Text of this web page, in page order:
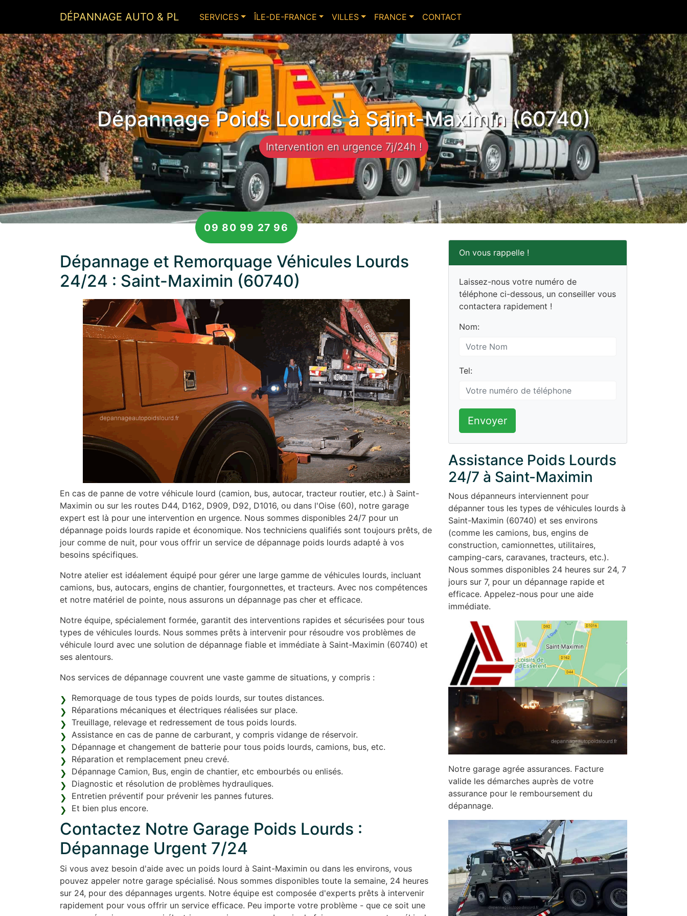
DÉPANNAGE AUTO & PL SERVICES ÎLE-DE-FRANCE VILLES FRANCE CONTACT
Dépannage Poids Lourds à Saint-Maximin (60740)
Intervention en urgence 7j/24h !
09 80 99 27 96
Dépannage et Remorquage Véhicules Lourds
24/24 : Saint-Maximin (60740)
En cas de panne de votre véhicule lourd (camion, bus, autocar, tracteur routier, etc.) à Saint-
Maximin ou sur les routes D44, D162, D909, D92, D1016, ou dans l'Oise (60), notre garage
expert est là pour une intervention en urgence. Nous sommes disponibles 24/7 pour un
dépannage poids lourds rapide et économique. Nos techniciens qualifiés sont toujours prêts, de
jour comme de nuit, pour vous offrir un service de dépannage poids lourds adapté à vos
besoins spécifiques.
Notre atelier est idéalement équipé pour gérer une large gamme de véhicules lourds, incluant
camions, bus, autocars, engins de chantier, fourgonnettes, et tracteurs. Avec nos compétences
et notre matériel de pointe, nous assurons un dépannage pas cher et efficace.
Notre équipe, spécialement formée, garantit des interventions rapides et sécurisées pour tous
types de véhicules lourds. Nous sommes prêts à intervenir pour résoudre vos problèmes de
véhicule lourd avec une solution de dépannage fiable et immédiate à Saint-Maximin (60740) et
ses alentours.
Nos services de dépannage couvrent une vaste gamme de situations, y compris :
Remorquage de tous types de poids lourds, sur toutes distances.
Réparations mécaniques et électriques réalisées sur place.
Treuillage, relevage et redressement de tous poids lourds.
Assistance en cas de panne de carburant, y compris vidange de réservoir.
Dépannage et changement de batterie pour tous poids lourds, camions, bus, etc.
Réparation et remplacement pneu crevé.
Dépannage Camion, Bus, engin de chantier, etc embourbés ou enlisés.
Diagnostic et résolution de problèmes hydrauliques.
Entretien préventif pour prévenir les pannes futures.
Et bien plus encore.
Contactez Notre Garage Poids Lourds :
Dépannage Urgent 7/24
Si vous avez besoin d'aide avec un poids lourd à Saint-Maximin ou dans les environs, vous
pouvez appeler notre garage spécialisé. Nous sommes disponibles toute la semaine, 24 heures
sur 24, pour des dépannages urgents. Notre équipe est composée d'experts prêts à intervenir
rapidement pour vous offrir un service efficace. Peu importe votre problème - que ce soit une
On vous rappelle !
Laissez-nous votre numéro de
téléphone ci-dessous, un conseiller vous
contactera rapidement !
Nom:
Tel:
Envoyer
Assistance Poids Lourds
24/7 à Saint-Maximin
Nous dépanneurs interviennent pour
dépanner tous les types de véhicules lourds à
Saint-Maximin (60740) et ses environs
(comme les camions, bus, engins de
construction, camionnettes, utilitaires,
camping-cars, caravanes, tracteurs, etc.).
Nous sommes disponibles 24 heures sur 24, 7
jours sur 7, pour un dépannage rapide et
efficace. Appelez-nous pour une aide
immédiate.
Notre garage agrée assurances. Facture
valide les démarches auprès de votre
assurance pour le remboursement du
dépannage.